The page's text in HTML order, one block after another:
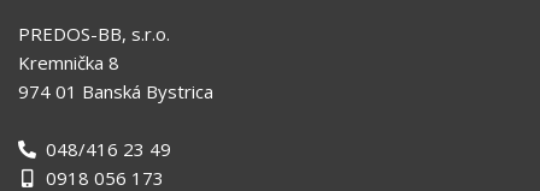
PREDOS-BB, s.r.o.
Kremnička 8
974 01 Banská Bystrica
048/416 23 49
0918 056 173